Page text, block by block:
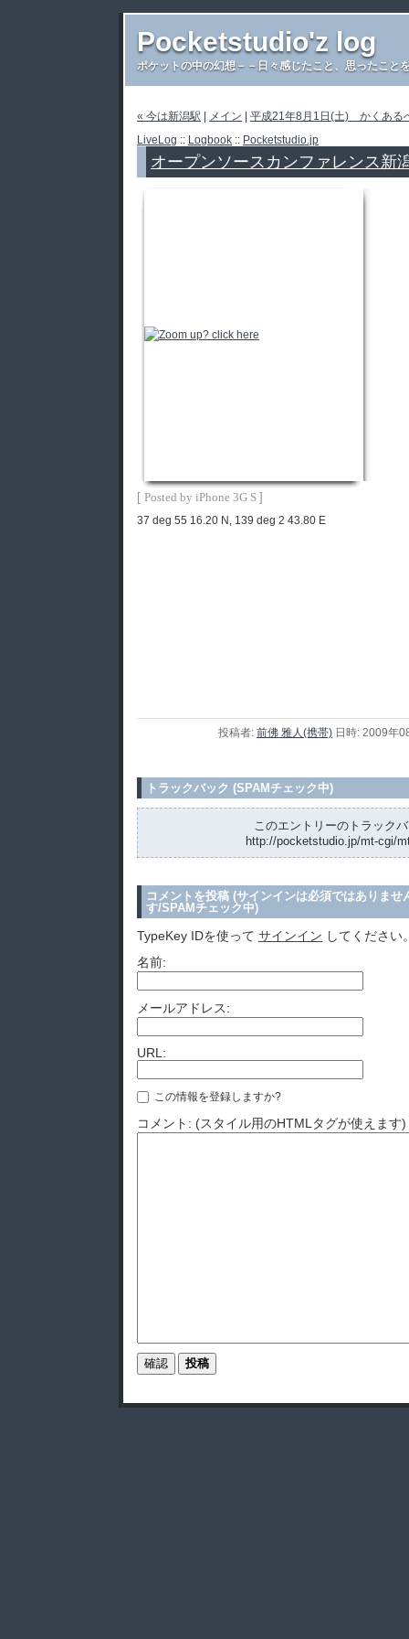
Pocketstudio'z log
ポケットの中の幻想－－日々感じたこと、思ったこと
« 今は新潟駅 メイン
平成21年8月1日(土) かくある
LiveLog :: Logbook :: Pocketstudio.jp
オープンソースカンファレンス新
[ Posted by iPhone 3G S ]
37 deg 55 16.20 N, 139 deg 2 43.80 E
投稿者: 前佛 雅人(携帯) 日時: 2009年
トラックバック (SPAMチェック中)
このエントリーのトラック
http://pocketstudio.jp/mt-cgi/
コメントを投稿 (サインインは必須ではありませ
す/SPAMチェック中)
TypeKey IDを使って サインイン してください
名前:
メールアドレス:
URL:
この情報を登録しますか?
コメント: (スタイル用のHTMLタグが使えます)